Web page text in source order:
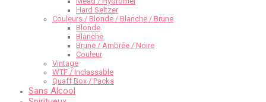
Hard Seltzer
Couleurs / Blonde / Blanche / Brune
Blonde
Blanche
Brune / Ambrée / Noire
Couleur
Vintage
WTF / Inclassable
Quaff Box / Packs
Sans Alcool